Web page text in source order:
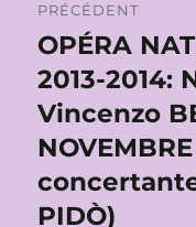
de
l’article
PRÉCÉDENT
Publication
précédente :
OPÉRA
2013-2014:
Vincenzo
PIDÒ)